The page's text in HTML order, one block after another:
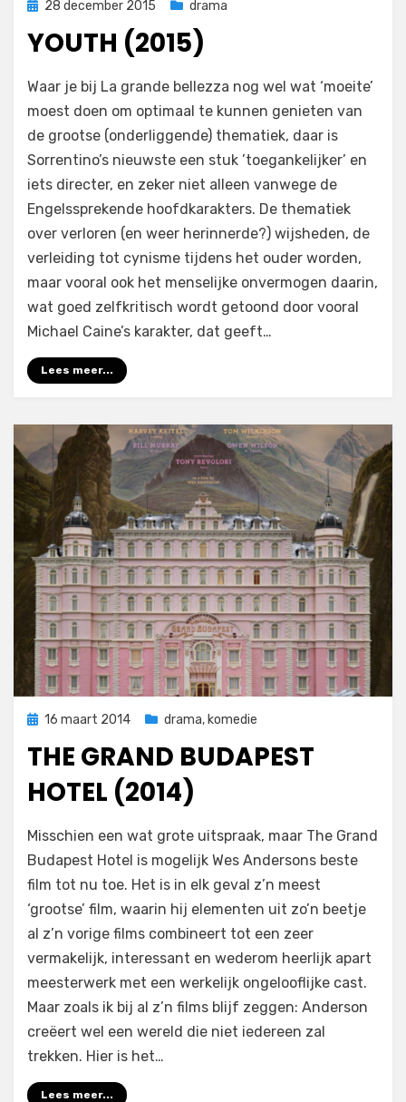
Geplaatst
28 december 2015 drama
YOUTH (2015)
door Filmofiel.nl
Laat een reactie achter
op
(2015)
Waar je bij La grande bellezza nog wel wat ‘moeite’
moest doen om optimaal te kunnen genieten van
de grootse (onderliggende) thematiek, daar is
Sorrentino’s nieuwste een stuk ’toegankelijker’ en
iets directer, en zeker niet alleen vanwege de
Engelssprekende hoofdkarakters. De thematiek
over verloren (en weer herinnerde?) wijsheden, de
verleiding tot cynisme tijdens het ouder worden,
maar vooral ook het menselijke onvermogen daarin,
wat goed zelfkritisch wordt getoond door vooral
Michael Caine’s karakter, dat geeft…
Lees meer...
Geplaatst
16 maart 2014 drama, komedie
THE GRAND BUDAPEST
HOTEL (2014)
door Filmofiel.nl
Laat een reactie achter
Grand
Budapest
Hotel
(2014)
Misschien een wat grote uitspraak, maar The Grand
Budapest Hotel is mogelijk Wes Andersons beste
film tot nu toe. Het is in elk geval z’n meest
‘grootse’ film, waarin hij elementen uit zo’n beetje
al z’n vorige films combineert tot een zeer
vermakelijk, interessant en wederom heerlijk apart
meesterwerk met een werkelijk ongelooflijke cast.
Maar zoals ik bij al z’n films blijf zeggen: Anderson
creëert wel een wereld die niet iedereen zal
trekken. Hier is het…
Lees meer...